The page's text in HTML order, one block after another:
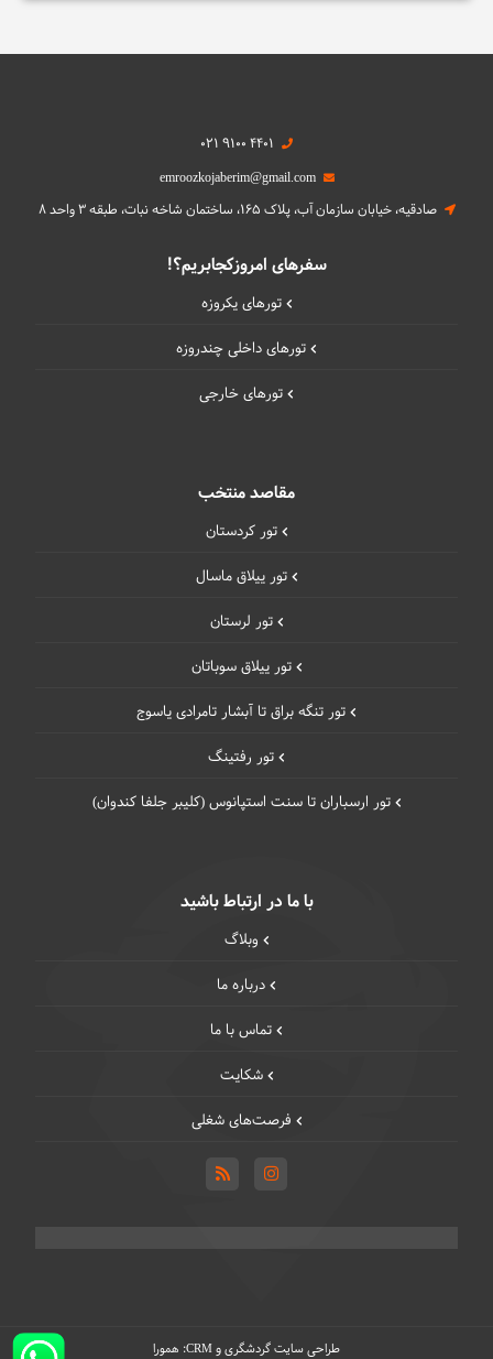
021 9100 4401
emroozkojaberim@gmail.com
صادقیه، خیابان سازمان آب، پلاک 165، ساختمان شاخه نبات، طبقه 3 واحد 8
سفرهای امروزکجابریم؟!
تورهای یکروزه
تورهای داخلی چند‌روزه
تورهای خارجی
مقاصد منتخب
تور کردستان
تور ییلاق ماسال
تور لرستان
تور ییلاق سوباتان
تور تنگه براق تا آبشار تامرادی یاسوج
تور رفتینگ
تور ارسباران تا سنت استپانوس (کلیبر جلفا کندوان)
با ما در ارتباط باشید
وبلاگ
درباره ما
تماس با ما
شکایت
فرصت‌های شغلی
طراحی سایت گردشگریو CRM
: همورا